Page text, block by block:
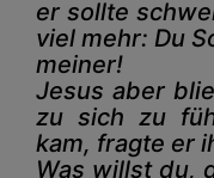
er sollte
viel mehr: Du
meiner!
Jesus aber
zu sich zu
kam, fragte er
Was willst du,